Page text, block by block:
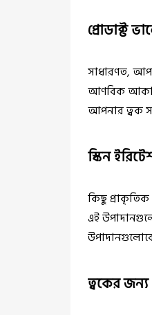
প্রোডাক্ট
সাধারণত,
আণবিক আকার
আপনার ত্বক
স্কিন
কিছু প্রাকৃতিক
এই
ত্বকের